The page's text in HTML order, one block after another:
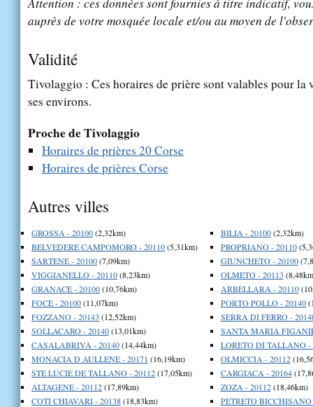
auprès de votre mosquée locale et/ou au moyen de
Validité
Tivolaggio : Ces horaires de prière sont valables pour
ses environs.
Proche de Tivolaggio
Horaires de prières 20 Corse
Horaires de prières Corse
Autres villes
GROSSA - 20100(2,32km)
BELVEDERE CAMPOMORO - 20110(5,31km)
SARTENE - 20100(7,09km)
VIGGIANELLO - 20110(8,23km)
GRANACE - 20100(10,76km)
FOCE - 20100(11,07km)
FOZZANO - 20143 (12,52km)
SOLLACARO - 20140(13,01km)
CASALABRIVA - 20140(14,44km)
MONACIA D AULLENE - 20171 (16,19km)
STE LUCIE DE TALLANO - 20112(17,05km)
ALTAGENE - 20112(17,89km)
COTI CHIAVARI - 20138(18,83km)
BILIA - 20100(2,32km)
PROPRIANO - 20110
GIUNCHETO - 20100
OLMETO - 20113
ARBELLARA - 20110
PORTO POLLO - 20140
SERRA DI FERRO -
SANTA MARIA
LORETO DI TALLANO -
OLMICCIA - 20112
CARGIACA - 20164
ZOZA - 20112(18,46km)
PETRETO BICCHISANO